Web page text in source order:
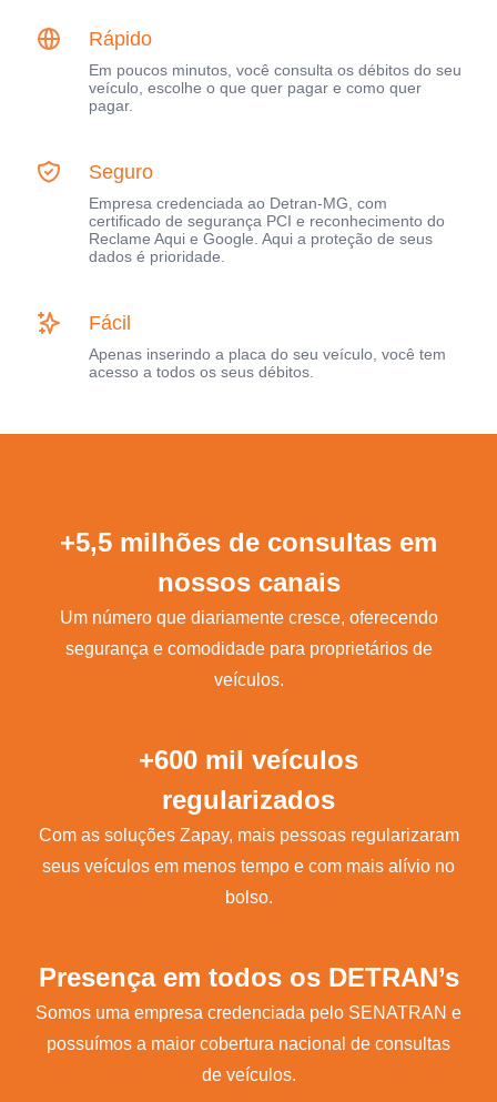
Rápido
Em poucos minutos, você consulta os débitos do seu
veículo, escolhe o que quer pagar e como quer
pagar.
Seguro
Empresa credenciada ao Detran-MG, com
certificado de segurança PCI e reconhecimento do
Reclame Aqui e Google. Aqui a proteção de seus
dados é prioridade.
Fácil
Apenas inserindo a placa do seu veículo, você tem
acesso a todos os seus débitos.
+5,5 milhões de consultas em
nossos canais
Um número que diariamente cresce, oferecendo
segurança e comodidade para proprietários de
veículos.
+600 mil veículos
regularizados
Com as soluções Zapay, mais pessoas regularizaram
seus veículos em menos tempo e com mais alívio no
bolso.
Presença em todos os DETRAN’s
Somos uma empresa credenciada pelo SENATRAN e
possuímos a maior cobertura nacional de consultas
de veículos.